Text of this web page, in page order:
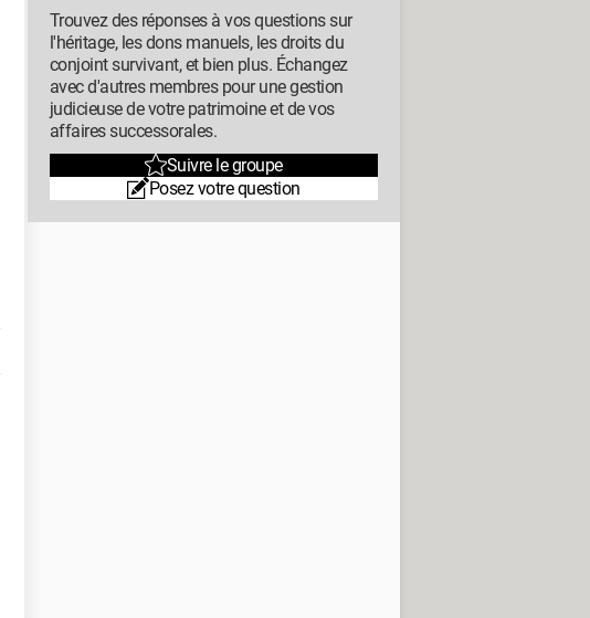
Trouvez des réponses à vos questions sur
l'héritage, les dons manuels, les droits du
conjoint survivant, et bien plus. Échangez
avec d'autres membres pour une gestion
judicieuse de votre patrimoine et de vos
affaires successorales.
Suivre le groupe
Posez votre question